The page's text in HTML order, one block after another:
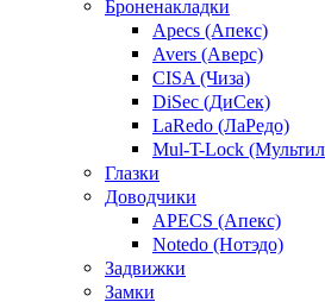
Броненакладки
Apecs (Апекс)
Avers (Аверс)
CISA (Чиза)
DiSec (ДиСек)
LaRedo (ЛаРедо)
Mul-T-Lock
Глазки
Доводчики
APECS (Апекс)
Notedo (Нотэдо)
Задвижки
Замки